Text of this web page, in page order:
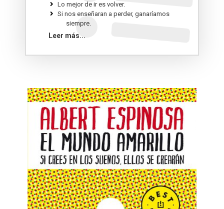
Lo mejor de ir es volver.
Si nos enseñaran a perder, ganaríamos
siempre.
Finales que merecen una historia.
Todo lo que podríamos haber sido tú y yo si
no fuéramos tú y yo.
Estaba preparado para todo menos para ti.
La noche que nos escuchamos. Una historia
luminosa que te enseña a luchar.
Leer más...